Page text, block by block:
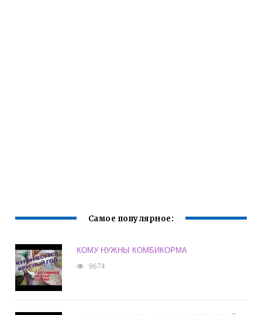
Самое популярное:
КОМУ НУЖНЫ КОМБИКОРМА
9674